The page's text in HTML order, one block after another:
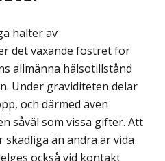
halter av
det växande fostret för
allmänna hälsotillstånd
Under graviditeten delar
och därmed även
såväl som vissa gifter. Att
än andra är vida
också vid kontakt